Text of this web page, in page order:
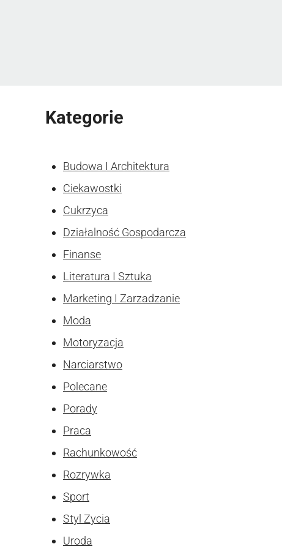
Kategorie
Budowa I Architektura
Ciekawostki
Cukrzyca
Działalność Gospodarcza
Finanse
Literatura I Sztuka
Marketing I Zarzadzanie
Moda
Motoryzacja
Narciarstwo
Polecane
Porady
Praca
Rachunkowość
Rozrywka
Sport
Styl Zycia
Uroda